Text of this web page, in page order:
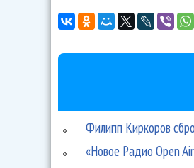
Филипп Киркоров
«Новое Радио Open